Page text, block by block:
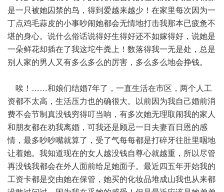
是一只被她囚禁的鸟，得到爱越来越少！在家里每次因为一
丁点鸡毛蒜皮的小事吵闹她都会无情地打击我那本已疲惫不
堪的身心。说什么俗话说得好生得好还不如嫁得好，说她是
一朵鲜花却插在了我这坨牛粪上！数落得我一无是处，总是
别人家的男人又有多么多么的厉害，多么多么地会挣钱。
唉！……和娘们结婚7年了，一直生活在市区，两个人工
资都不太高，生活压力也的确很大。以前因为我自己婚前消
费不会节制真没钱穷得叮当响，有多次她无理取闹我的家人
和朋友都在劝我离婚，可我还是顾忌一日夫妻百日恩的感
情，最多吵吵嘴就算了，受了气每每都是打碎牙往肚里咽地
让着她。我知道现在的女人越没钱自尊心就越重，所以尽管
再没钱我都会在外人面前给足她面子。最近四五年开始我的
工资卡都是交由她在保管，她买的化妆品堆成山我也从来都